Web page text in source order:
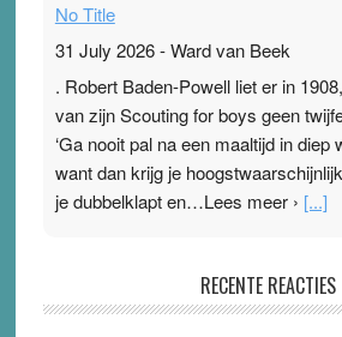
No Title
31 July 2026-Ward van Beek
. Robert Baden-Powell liet er in
van zijn Scouting for boys geen
‘Ga nooit pal na een maaltijd in
want dan krijg je
je dubbelklapt en…Lees meer › [...]
Ward van Beek
RECENTE REACTIES